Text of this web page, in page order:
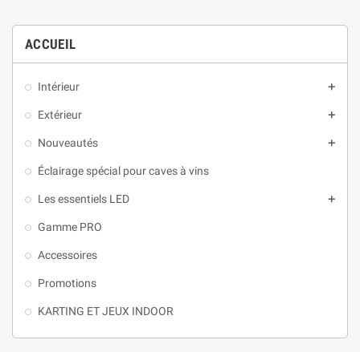
ACCUEIL
Intérieur 
Extérieur 
Nouveautés 
Éclairage spécial pour caves à vins
Les essentiels LED 
Gamme PRO
Accessoires
Promotions
KARTING ET JEUX INDOOR